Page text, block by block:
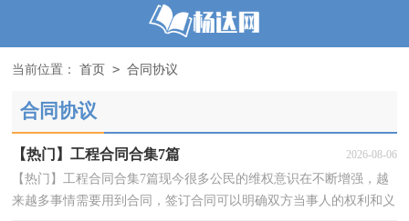
当前位置： 首页 > 合同协议
合同协议
【热门】工程合同合集7篇 2026-08-06
【热门】工程合同合集7篇现今很多公民的维权意识在不断增强，越
来越多事情需要用到合同，签订合同可以明确双方当事人的权利和义